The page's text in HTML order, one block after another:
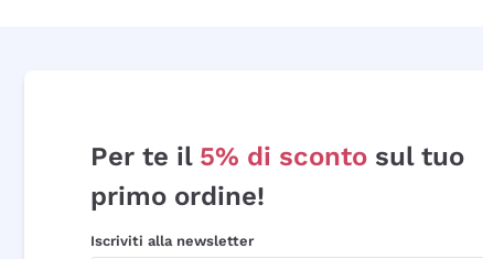
Per te il 5% di sconto sul tuo
primo ordine!
Iscriviti alla newsletter